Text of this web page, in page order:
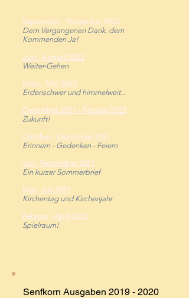
September - November 2022
Dem Vergangenen Dank, dem
Kommenden Ja!
Juni - August 2022
Weiter-Gehen
März - Mai 2022
Erdenschwer und himmelweit...
Dezember 2021 - Februar 2022
Zukunft!
Oktober - Dezember 2021
Erinnern - Gedenken - Feiern
Juli - September 2021
Ein kurzer Sommerbrief
Mai - Juli 2021
Kirchentag und Kirchenjahr
Februar - April 2021
Spielraum!
Senfkorn Ausgaben 2019 - 2020